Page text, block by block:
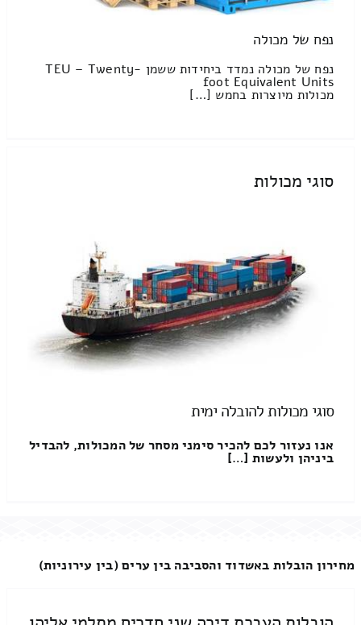
נפח של מכולה
נפח של מכולה נמדד ביחידות ששמן TEU – Twenty-
foot Equivalent Units
מכולות מיוצרות בחמש […]
סוגי מכולות
סוגי מכולות להובלה ימית
אנו נעזור לכם להכיר סימני מסחר של המכולות, להבדיל
ביניהן ולעשות […]
מחירון הובלות באשדוד והסביבה בין ערים (בין עירוניות)